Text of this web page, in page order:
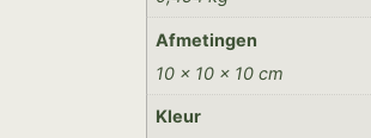
Afmetingen
10 × 10 × 10 cm
Kleur